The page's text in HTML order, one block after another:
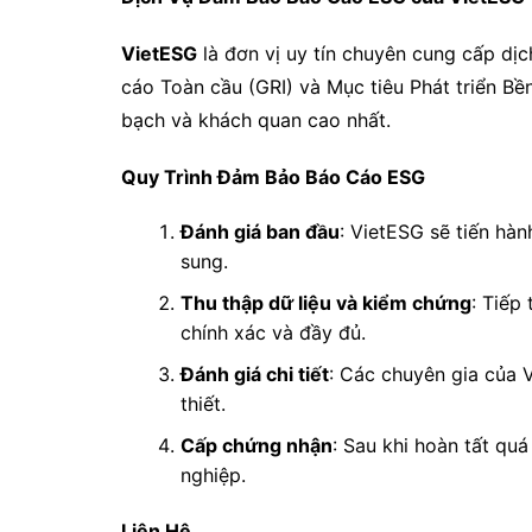
VietESG là đơn vị uy tín chuyên cung cấp
cáo Toàn cầu (GRI) và Mục tiêu Phát triển
bạch và khách quan cao nhất.
Quy Trình Đảm Bảo Báo Cáo ESG
Đánh giá ban đầu: VietESG sẽ tiến
sung.
Thu thập dữ liệu và kiểm chứng: Tiếp
chính xác và đầy đủ.
Đánh giá chi tiết: Các chuyên gia của
thiết.
Cấp chứng nhận: Sau khi hoàn tất
nghiệp.